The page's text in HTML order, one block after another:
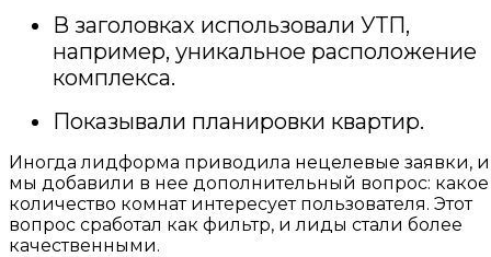
В заголовках использовали УТП,
например, уникальное расположение
комплекса.
Показывали планировки квартир.
Иногда лидформа приводила нецелевые заявки, и
мы добавили в нее дополнительный вопрос: какое
количество комнат интересует пользователя. Этот
вопрос сработал как фильтр, и лиды стали более
качественными.